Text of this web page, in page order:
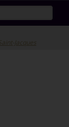
Jacques